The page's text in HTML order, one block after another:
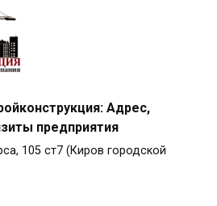
Адрес,
предприятия
105 ст7 (Киров городской